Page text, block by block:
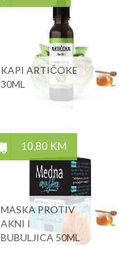
KAPI ARTIČOKE
30ML
10,80 KM
MASKA PROTIV
AKNI I
BUBULJICA 50ML